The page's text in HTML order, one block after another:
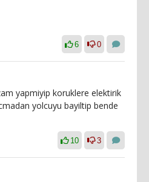
6 0
yapmiyip koruklere elektirik
yolcuyu bayiltip bende
10 3